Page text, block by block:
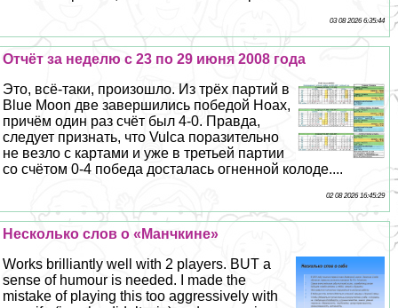
03 08 2026 6:35:44
Отчёт за неделю с 23 по 29 июня 2008 года
Это, всё-таки, произошло. Из трёх партий в
Blue Moon две завершились победой Hoax,
причём один раз счёт был 4-0. Правда,
следует признать, что Vulca поразительно
не везло с картами и уже в третьей партии
со счётом 0-4 победа досталась огненной колоде....
02 08 2026 16:45:29
Несколько слов о «Манчкине»
Works brilliantly well with 2 players. BUT a
sense of humour is needed. I made the
mistake of playing this too aggressively with